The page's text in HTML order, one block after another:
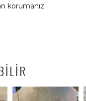
korumanız